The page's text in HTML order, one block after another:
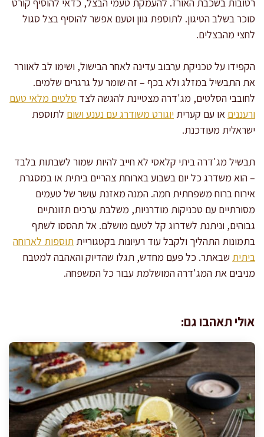
סוכר בשלב הטיגון. לתוספת גוון וטעם אפשר להוסיף בצל סגול
לחצי מהבצלים.
הקפידו על טכניקת ערבוב עדינה לאחר הבישול, ושימו לב לאוורר
את התבשיל במזלג ולא בכף – זה שומר על גרגרים שלמים.
לחובבי הסלטים, מג'דרה מצטיינת להגשה לצד סלטים מלאי טעם
ורעננים או עם קערית יוגורט משודרג עם נענע ושום לתוספת
ישראלית מעודכנת.
תבשיל מג'דרה ביתי קלאסי לא חייב להיות שמור לשבתות בלבד
– הוא משדרג כל יום בשבוע בארוחת צהריים ביתית או במסגרת
אירוח ברוח משפחתית חמה. המנה מאזנת עושר של טעמים
מסורתיים עם טכניקות מודרניות, משלבת ערכים תזונתיים
גבוהים, וניתנת לשדרוג קל לטעם מושלם. אל תהססו לשתף
בתמונות התהליך ולקבל עוד רעיונות בקטגוריית תוספות לארוחה
ביתית שבאתר. כל פעם מחדש, תגלו שהדיוק והאהבה למטבח
מניבים את המג'דרה המושלמת עבור כל המשפחה.
אולי תאהבו גם: